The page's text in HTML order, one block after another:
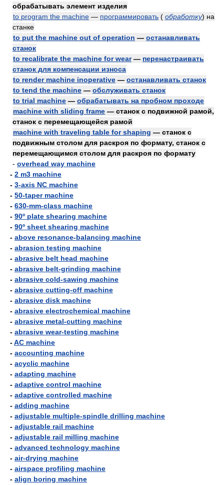
обрабатывать элемент изделия
to program the machine — программировать ( обработку) на
станке
to put the machine out of operation — останавливать
станок
to recalibrate the machine for wear— перенастраивать
станок для компенсации износа
to render machine inoperative — останавливать станок
to tend the machine — обслуживать станок
to trial machine — обрабатывать на пробном проходе
machine with sliding frame — станок с подвижной рамой,
станок с перемещающейся рамой
machine with traveling table for shaping — станок с
подвижным столом для раскроя по формату, станок с
перемещающимся столом для раскроя по формату
- overhead way machine
- 2 m3 machine
- 3-axis NC machine
- 50-taper machine
- 630-mm-class machine
- 90º plate shearing machine
- 90º sheet shearing machine
- above resonance-balancing machine
- abrasion testing machine
- abrasive belt head machine
- abrasive belt-grinding machine
- abrasive cold-sawing machine
- abrasive cutting-off machine
- abrasive disk machine
- abrasive electrochemical machine
- abrasive metal-cutting machine
- abrasive wear-testing machine
-AC machine
- accounting machine
- acyclic machine
- adapting machine
- adaptive control machine
- adaptive controlled machine
- adding machine
- adjustable multiple-spindle drilling machine
- adjustable rail machine
- adjustable rail milling machine
- advanced technology machine
- air-drying machine
- airspace profiling machine
- align boring machine